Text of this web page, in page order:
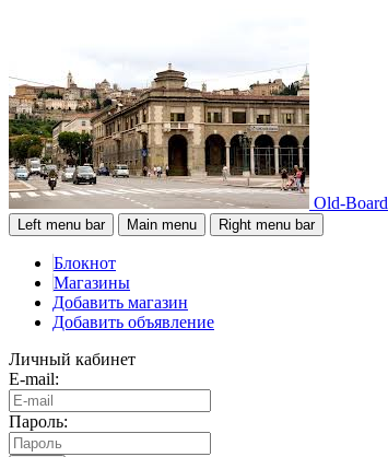
Old-Board
Left menu bar Main menu Right menu bar
Блокнот
Магазины
Добавить магазин
Добавить объявление
Личный кабинет
E-mail:
Пароль: